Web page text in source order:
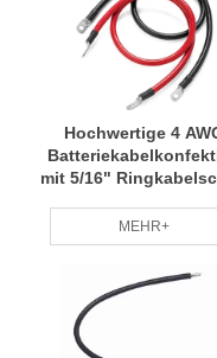
Hochwertige 4
mit 5/16"
MEHR+